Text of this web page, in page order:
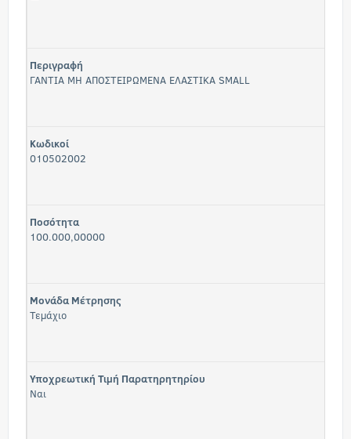
Περιγραφή
ΓΑΝΤΙΑ ΜΗ ΑΠΟΣΤΕΙΡΩΜΕΝΑ ΕΛΑΣΤΙΚΑ SMALL
Κωδικοί
010502002
Ποσότητα
100.000,00000
Μονάδα Μέτρησης
Τεμάχιο
Υποχρεωτική Τιμή Παρατηρητηρίου
Ναι